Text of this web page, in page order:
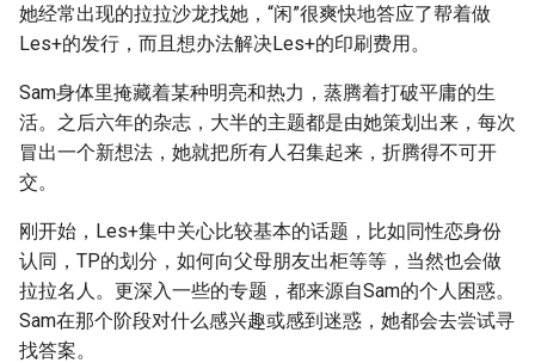
她经常出现的拉拉沙龙找她，“闲”很爽快地答应了帮着做
Les+的发行，而且想办法解决Les+的印刷费用。
Sam身体里掩藏着某种明亮和热力，蒸腾着打破平庸的生
活。之后六年的杂志，大半的主题都是由她策划出来，每次
冒出一个新想法，她就把所有人召集起来，折腾得不可开
交。
刚开始，Les+集中关心比较基本的话题，比如同性恋身份
认同，TP的划分，如何向父母朋友出柜等等，当然也会做
拉拉名人。更深入一些的专题，都来源自Sam的个人困惑。
Sam在那个阶段对什么感兴趣或感到迷惑，她都会去尝试寻
找答案。